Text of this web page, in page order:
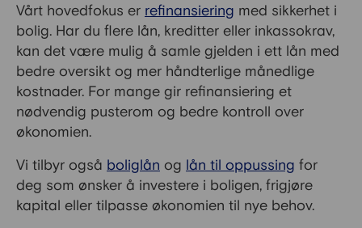
Vårt hovedfokus er refinansiering med sikkerhet i
bolig. Har du flere lån, kreditter eller inkassokrav,
kan det være mulig å samle gjelden i ett lån med
bedre oversikt og mer håndterlige månedlige
kostnader. For mange gir refinansiering et
nødvendig pusterom og bedre kontroll over
økonomien.
Vi tilbyr også boliglån og lån til oppussing for
deg som ønsker å investere i boligen, frigjøre
kapital eller tilpasse økonomien til nye behov.